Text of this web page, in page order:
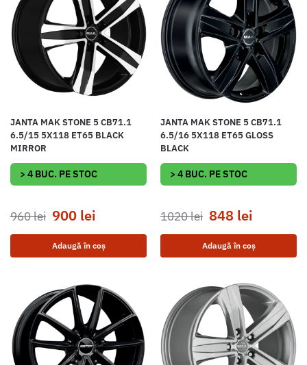
JANTA MAK STONE 5 CB71.1
6.5/15 5X118 ET65 BLACK
MIRROR
> 4 BUC. PE STOC
960lei 900 lei
Adaugă în coș
JANTA MAK STONE 5 CB71.1
6.5/16 5X118 ET65 GLOSS
BLACK
> 4 BUC. PE STOC
1020lei 848 lei
Adaugă în coș